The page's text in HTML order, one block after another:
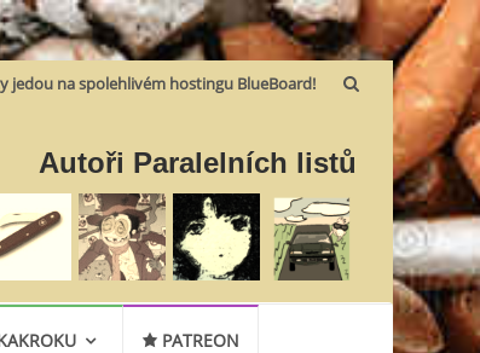
jedou na spolehlivém hostingu BlueBoard!
Autoři Paralelních listů
PATREON